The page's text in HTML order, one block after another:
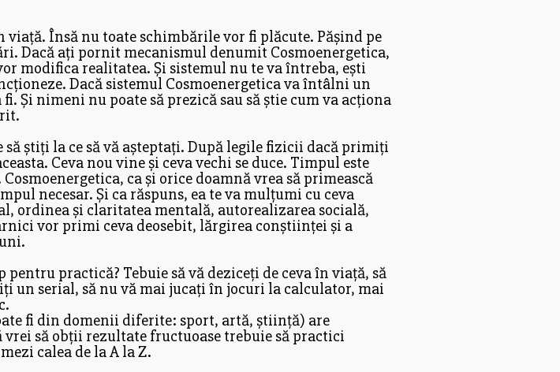
Însă nu toate schimbările vor fi plăcute. Pășind pe
Dacă ați pornit mecanismul denumit Cosmoenergetica,
modifica realitatea. Și sistemul nu te va întreba, ești
Dacă sistemul Cosmoenergetica va întâlni un
Și nimeni nu poate să prezică sau să știe cum va acționa
știți la ce să vă așteptați. După legile fizicii dacă primiți
Ceva nou vine și ceva vechi se duce. Timpul este
ca și orice doamnă vrea să primească
necesar. Și ca răspuns, ea te va mulțumi cu ceva
ordinea și claritatea mentală, autorealizarea socială,
vor primi ceva deosebit, lărgirea conștiinței și a
practică? Tebuie să vă deziceți de ceva în viață, să
un serial, să nu vă mai jucați în jocuri la calculator, mai
fi din domenii diferite: sport, artă, știință) are
să obții rezultate fructuoase trebuie să practici
calea de la A la Z.